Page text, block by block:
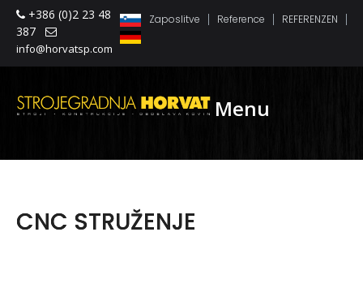
+386 (0)2 23 48
387
info@horvatsp.com
Zaposlitve Reference REFERENZEN
Menu
CNC STRUŽENJE